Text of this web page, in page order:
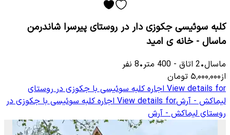
کلبه سوئیسی جکوزی دار در روستای پیرسرا شاندرمن
ماسال - خانه ی امید
ماسال•
2 اتاق -
400 متر•
8 نفر
از۵٬۰۰۰٬۰۰۰ تومان
View details for اجاره کلبه سوئیسی با جکوزی در روستای
لیماکش - آرشView details for اجاره کلبه سوئیسی با جکوزی در
روستای لیماکش - آرش